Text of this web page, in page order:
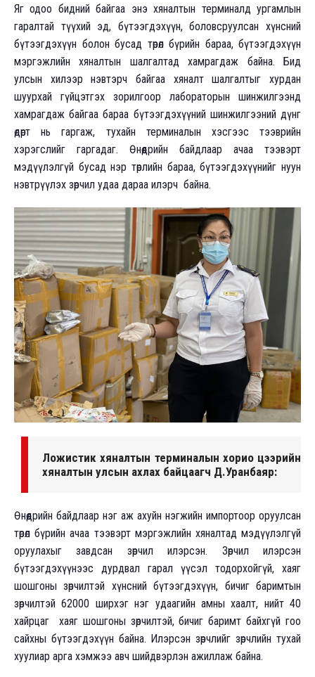
Яг одоо бидний байгаа энэ хяналтын терминалд ургамлын
гаралтай түүхий эд, бүтээгдэхүүн, боловсруулсан хүнсний
бүтээгдэхүүн болон бусад төрөл бүрийн бараа, бүтээгдэхүүн
мэргэжлийн хяналтын шалгалтад хамрагдаж байна. Бид
улсын хилээр нэвтэрч байгаа хяналт шалгалтыг хурдан
шуурхай гүйцэтгэх зорилгоор лабораторын шинжилгээнд
хамрагдаж байгаа бараа бүтээгдэхүүний шинжилгээний дүнг
өдөрт нь гаргаж, тухайн терминалын хэсгээс тээврийн
хэрэгслийг гаргадаг. Өнөөдрийн байдлаар ачаа тээвэрт
мэдүүлэлгүй бусад нэр төрлийн бараа, бүтээгдэхүүнийг нуун
нэвтрүүлэх зөрчил удаа дараа илэрч байна.
Ложистик хяналтын терминалын хорио цээрийн
хяналтын улсын ахлах байцаагч Д.Уранбаяр:
Өнөөдрийн байдлаар нэг аж ахуйн нэгжийн импортоор оруулсан
төрөл бүрийн ачаа тээвэрт мэргэжлийн хяналтад мэдүүлэлгүй
оруулахыг завдсан зөрчил илэрсэн. Зөрчил илэрсэн
бүтээгдэхүүнээс дурдвал гарал үүсэл тодорхойгүй, хаяг
шошгоны зөрчилтэй хүнсний бүтээгдэхүүн, бичиг баримтын
зөрчилтэй 62000 ширхэг нэг удаагийн амны хаалт, нийт 40
хайрцаг хаяг шошгоны зөрчилтэй, бичиг баримт байхгүй гоо
сайхны бүтээгдэхүүн байна. Илэрсэн зөрчлийг зөрчлийн тухай
хуулиар арга хэмжээ авч шийдвэрлэн ажиллаж байна.